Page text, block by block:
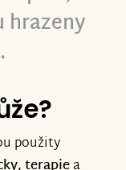
hrazeny
použity